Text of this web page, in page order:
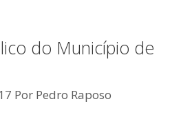
do Município de
Por Pedro Raposo